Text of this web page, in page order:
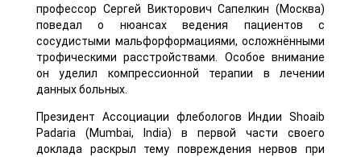
профессор Сергей Викторович Сапелкин (Москва)
поведал о нюансах ведения пациентов с
сосудистыми мальфорформациями, осложнёнными
трофическими расстройствами. Особое внимание
он уделил компрессионной терапии в лечении
данных больных.
Президент Ассоциации флебологов Индии Shoaib
Padaria (Mumbai, India) в первой части своего
доклада раскрыл тему повреждения нервов при